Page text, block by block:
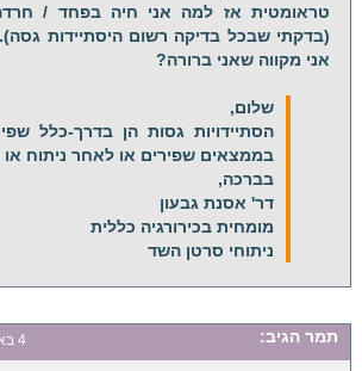
טראומטית אז למה אני חיה בפחד /
(בדקתי שבכל בדיקה רשום היסתיידות
אני מקווה שאני ברורה?
שלום,
הסתיידויות גסות הן בדרך-כלל
בממצאים שפירים או לאחר ניתוח
בברכה,
דר' אסנת גבעון
מומחית בכירורגיה כללית
ניתוחי סרטן השד
תמר הגיב: 4 באפריל 2017 בשעה 20:35